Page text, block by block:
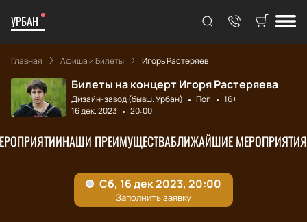
УРБАН
Главная Афиша и Билеты Игорь Растеряев
Билеты на концерт Игоря Растеряева
Дизайн-завод (бывш. Урбан) Поп
16+
16 дек. 2023
20:00
НАШИ ПРЕИМУЩЕСТВАБЛИЖАЙШИЕ МЕРОПРИЯТИЯ